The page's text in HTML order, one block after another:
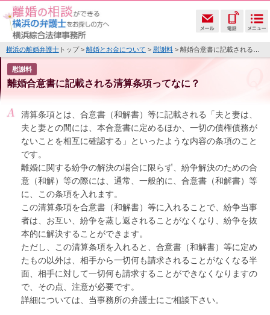
横浜の離婚弁護士 トップ > 離婚とお金について > 慰謝料 > 離婚合意書に記載される清算条項ってなに？
慰謝料
離婚合意書に記載される清算条項ってなに？
清算条項とは、合意書（和解書）等に記載される「夫と妻は、
夫と妻との間には、本合意書に定めるほか、一切の債権債務が
ないことを相互に確認する」といったような内容の条項のこと
です。
離婚に関する紛争の解決の場合に限らず、紛争解決のための合
意（和解）等の際には、通常、一般的に、合意書（和解書）等
に、この条項を入れます。
この清算条項を合意書（和解書）等に入れることで、紛争当事
者は、お互い、紛争を蒸し返されることがなくなり、紛争を抜
本的に解決することができます。
ただし、この清算条項を入れると、合意書（和解書）等に定め
たもの以外は、相手から一切何も請求されることがなくなる半
面、相手に対して一切何も請求することができなくなりますの
で、その点、注意が必要です。
詳細については、当事務所の弁護士にご相談下さい。